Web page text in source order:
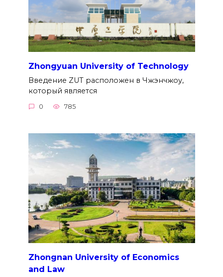
Zhongyuan University of Technology
Введение ZUT расположен в Чжэнчжоу,
который является
0 785
Zhongnan University of Economics
and Law